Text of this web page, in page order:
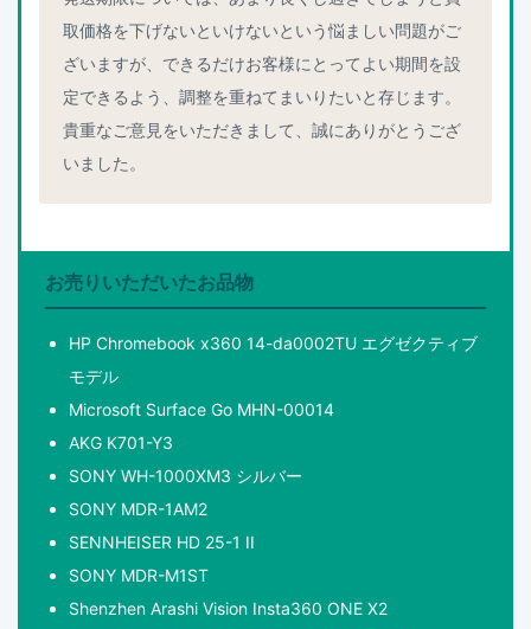
取価格を下げないといけないという悩ましい問題がご
ざいますが、できるだけお客様にとってよい期間を設
定できるよう、調整を重ねてまいりたいと存じます。
貴重なご意見をいただきまして、誠にありがとうござ
いました。
お売りいただいたお品物
HP Chromebook x360 14-da0002TU エグゼクティブ
モデル
Microsoft Surface Go MHN-00014
AKG K701-Y3
SONY WH-1000XM3 シルバー
SONY MDR-1AM2
SENNHEISER HD 25-1 II
SONY MDR-M1ST
Shenzhen Arashi Vision Insta360 ONE X2